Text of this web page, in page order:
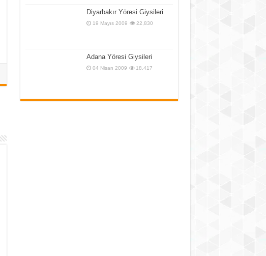
Diyarbakır Yöresi Giysileri
19 Mayıs 2009 22,830
Adana Yöresi Giysileri
04 Nisan 2009 18,417